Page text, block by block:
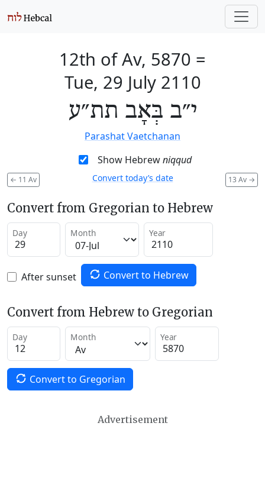
12th of Av, 5870 =
Tue, 29 July 2110
י״ב בְּאָב תת״ע
Parashat Vaetchanan
Show Hebrewniqqud
← 11 Av 13 Av →
Convert today’s date
Convert from Gregorian to Hebrew
Day Month Year
After sunset Convert to Hebrew
Convert from Hebrew to Gregorian
Day Month Year
Convert to Gregorian
Advertisement